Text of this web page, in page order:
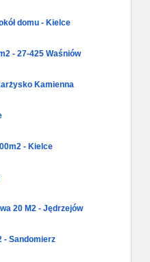
domu - Kielce
- 27-425 Waśniów
Kamienna
- Kielce
20 M2 - Jędrzejów
- Sandomierz